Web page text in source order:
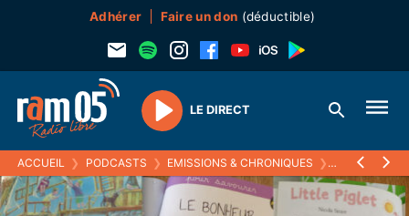
Adhérer Faire un don (déductible)
Play
LE DIRECT
ACCUEIL ❯ PODCASTS ❯ EMISSIONS & CHRONIQUES ❯ CONTES &